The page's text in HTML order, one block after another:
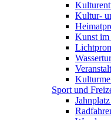
Kultur-
Kunst im
Sport und